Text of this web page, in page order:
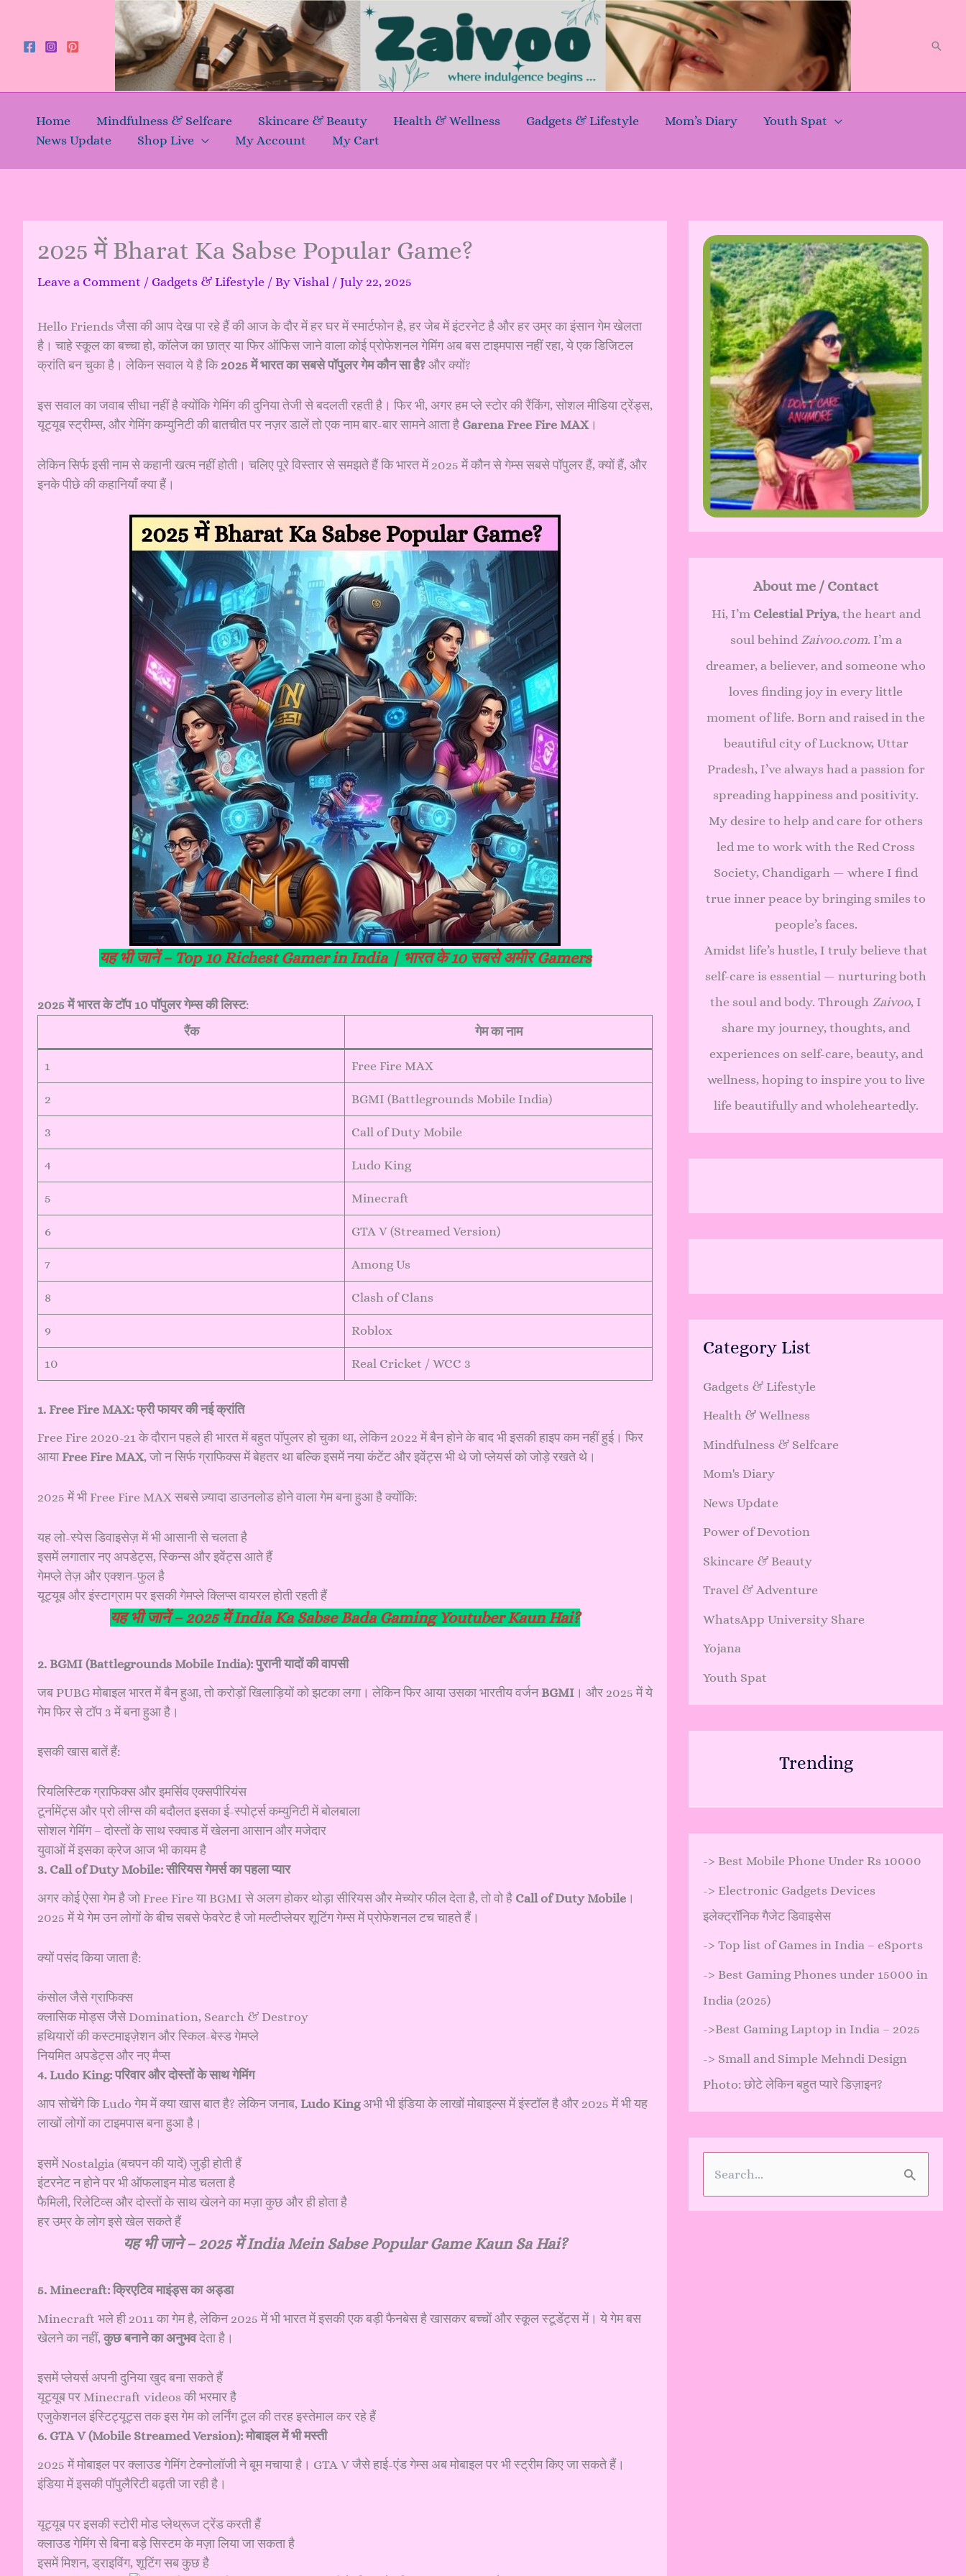
content
Home Mindfulness & Selfcare Skincare & Beauty Health & Wellness Gadgets & Lifestyle Mom’s Diary
Youth Spat
News Update
Shop Live My Account My Cart
2025 में Bharat Ka Sabse Popular Game?
Leave a Comment / Gadgets & Lifestyle / By Vishal / July 22, 2025
Hello Friends जैसा की आप देख पा रहे हैं की आज के दौर में हर घर में स्मार्टफोन है, हर जेब में इंटरनेट है और हर उम्र का इंसान गेम खेलता
है। चाहे स्कूल का बच्चा हो, कॉलेज का छात्र या फिर ऑफिस जाने वाला कोई प्रोफेशनल गेमिंग अब बस टाइमपास नहीं रहा, ये एक डिजिटल
क्रांति बन चुका है। लेकिन सवाल ये है कि 2025 में भारत का सबसे पॉपुलर गेम कौन सा है? और क्यों?
इस सवाल का जवाब सीधा नहीं है क्योंकि गेमिंग की दुनिया तेजी से बदलती रहती है। फिर भी, अगर हम प्ले स्टोर की रैंकिंग, सोशल मीडिया ट्रेंड्स,
यूट्यूब स्ट्रीम्स, और गेमिंग कम्युनिटी की बातचीत पर नज़र डालें तो एक नाम बार-बार सामने आता है Garena Free Fire MAX।
लेकिन सिर्फ इसी नाम से कहानी खत्म नहीं होती। चलिए पूरे विस्तार से समझते हैं कि भारत में 2025 में कौन से गेम्स सबसे पॉपुलर हैं, क्यों हैं, और
इनके पीछे की कहानियाँ क्या हैं।
यह भी जानें – Top 10 Richest Gamer in India | भारत के 10 सबसे अमीर Gamers
2025 में भारत के टॉप 10 पॉपुलर गेम्स की लिस्ट:
रैंक
गेम का नाम
1 Free Fire MAX
2 BGMI (Battlegrounds Mobile India)
3 Call of Duty Mobile
4 Ludo King
5 Minecraft
6 GTA V (Streamed Version)
7 Among Us
8 Clash of Clans
9 Roblox
10 Real Cricket / WCC 3
1. Free Fire MAX: फ्री फायर की नई क्रांति
Free Fire 2020-21 के दौरान पहले ही भारत में बहुत पॉपुलर हो चुका था, लेकिन 2022 में बैन होने के बाद भी इसकी हाइप कम नहीं हुई। फिर
आया Free Fire MAX, जो न सिर्फ ग्राफिक्स में बेहतर था बल्कि इसमें नया कंटेंट और इवेंट्स भी थे जो प्लेयर्स को जोड़े रखते थे।
2025 में भी Free Fire MAX सबसे ज़्यादा डाउनलोड होने वाला गेम बना हुआ है क्योंकि:
यह लो-स्पेस डिवाइसेज़ में भी आसानी से चलता है
इसमें लगातार नए अपडेट्स, स्किन्स और इवेंट्स आते हैं
गेमप्ले तेज़ और एक्शन-फुल है
यूट्यूब और इंस्टाग्राम पर इसकी गेमप्ले क्लिप्स वायरल होती रहती हैं
यह भी जानें –2025 में India Ka Sabse Bada Gaming Youtuber Kaun Hai?
2. BGMI (Battlegrounds Mobile India): पुरानी यादों की वापसी
जब PUBG मोबाइल भारत में बैन हुआ, तो करोड़ों खिलाड़ियों को झटका लगा। लेकिन फिर आया उसका भारतीय वर्जन BGMI । और 2025 में ये
गेम फिर से टॉप 3 में बना हुआ है।
इसकी खास बातें हैं:
रियलिस्टिक ग्राफिक्स और इमर्सिव एक्सपीरियंस
टूर्नामेंट्स और प्रो लीग्स की बदौलत इसका ई-स्पोर्ट्स कम्युनिटी में बोलबाला
सोशल गेमिंग – दोस्तों के साथ स्क्वाड में खेलना आसान और मजेदार
युवाओं में इसका क्रेज आज भी कायम है
3. Call of Duty Mobile: सीरियस गेमर्स का पहला प्यार
अगर कोई ऐसा गेम है जो Free Fire या BGMI से अलग होकर थोड़ा सीरियस और मेच्योर फील देता है, तो वो है Call of Duty Mobile ।
2025 में ये गेम उन लोगों के बीच सबसे फेवरेट है जो मल्टीप्लेयर शूटिंग गेम्स में प्रोफेशनल टच चाहते हैं।
क्यों पसंद किया जाता है:
कंसोल जैसे ग्राफिक्स
क्लासिक मोड्स जैसे Domination, Search & Destroy
हथियारों की कस्टमाइज़ेशन और स्किल-बेस्ड गेमप्ले
नियमित अपडेट्स और नए मैप्स
4. Ludo King: परिवार और दोस्तों के साथ गेमिंग
आप सोचेंगे कि Ludo गेम में क्या खास बात है? लेकिन जनाब, Ludo Kingअभी भी इंडिया के लाखों मोबाइल्स में इंस्टॉल है और 2025 में भी यह
लाखों लोगों का टाइमपास बना हुआ है।
इसमें Nostalgia (बचपन की यादें) जुड़ी होती हैं
इंटरनेट न होने पर भी ऑफलाइन मोड चलता है
फैमिली, रिलेटिव्स और दोस्तों के साथ खेलने का मज़ा कुछ और ही होता है
हर उम्र के लोग इसे खेल सकते हैं
यह भी जाने –2025 में India Mein Sabse Popular Game Kaun Sa Hai?
5. Minecraft: क्रिएटिव माइंड्स का अड्डा
Minecraft भले ही 2011 का गेम है, लेकिन 2025 में भी भारत में इसकी एक बड़ी फैनबेस है खासकर बच्चों और स्कूल स्टूडेंट्स में। ये गेम बस
खेलने का नहीं,कुछ बनाने का अनुभवदेता है।
इसमें प्लेयर्स अपनी दुनिया खुद बना सकते हैं
यूट्यूब पर Minecraft videos की भरमार है
एजुकेशनल इंस्टिट्यूट्स तक इस गेम को लर्निंग टूल की तरह इस्तेमाल कर रहे हैं
6. GTA V (Mobile Streamed Version): मोबाइल में भी मस्ती
2025 में मोबाइल पर क्लाउड गेमिंग टेक्नोलॉजी ने बूम मचाया है। GTA V जैसे हाई-एंड गेम्स अब मोबाइल पर भी स्ट्रीम किए जा सकते हैं।
इंडिया में इसकी पॉपुलैरिटी बढ़ती जा रही है।
यूट्यूब पर इसकी स्टोरी मोड प्लेथ्रूज ट्रेंड करती हैं
क्लाउड गेमिंग से बिना बड़े सिस्टम के मज़ा लिया जा सकता है
इसमें मिशन, ड्राइविंग, शूटिंग सब कुछ है
About me / Contact
Hi, I’m Celestial Priya, the heart and
soul behind Zaivoo.com. I’m a
dreamer, a believer, and someone who
loves finding joy in every little
moment of life. Born and raised in the
beautiful city of Lucknow, Uttar
Pradesh, I’ve always had a passion for
spreading happiness and positivity.
My desire to help and care for others
led me to work with the Red Cross
Society, Chandigarh — where I find
true inner peace by bringing smiles to
people’s faces.
Amidst life’s hustle, I truly believe that
self-care is essential — nurturing both
the soul and body. Through Zaivoo, I
share my journey, thoughts, and
experiences on self-care, beauty, and
wellness, hoping to inspire you to live
life beautifully and wholeheartedly.
Category List
Gadgets & Lifestyle
Health & Wellness
Mindfulness & Selfcare
Mom's Diary
News Update
Power of Devotion
Skincare & Beauty
Travel & Adventure
WhatsApp University Share
Yojana
Youth Spat
Trending
-> Best Mobile Phone Under Rs 10000
-> Electronic Gadgets Devices
इलेक्ट्रॉनिक गैजेट डिवाइसेस
-> Top list of Games in India – eSports
-> Best Gaming Phones under 15000 in
India (2025)
->Best Gaming Laptop in India – 2025
-> Small and Simple Mehndi Design
Photo: छोटे लेकिन बहुत प्यारे डिज़ाइन?